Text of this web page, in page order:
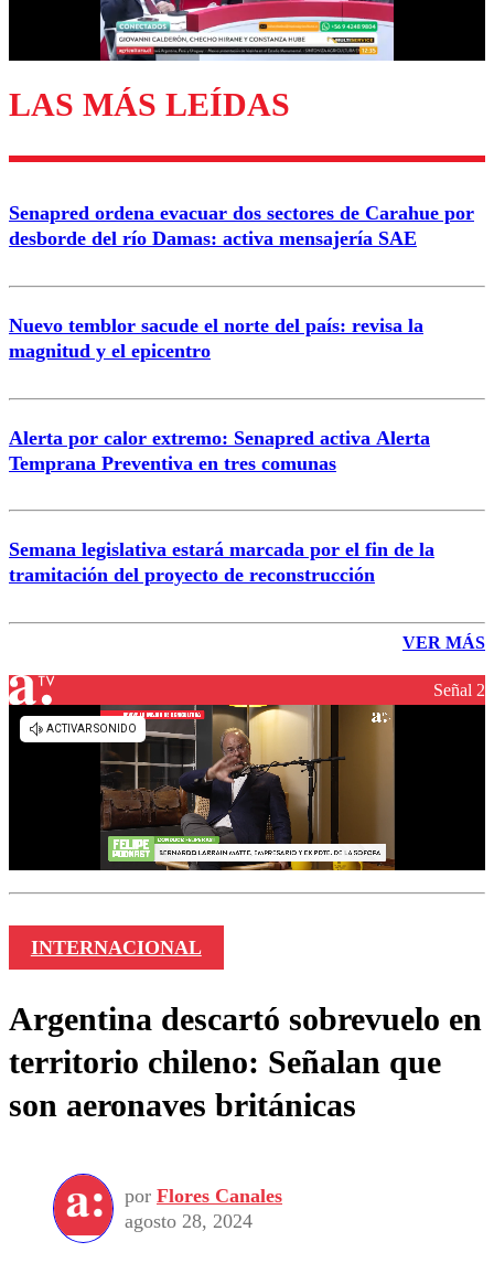
Enviar comentario
LAS MÁS LEÍDAS
Senapred ordena evacuar dos sectores de Carahue por
desborde del río Damas: activa mensajería SAE
Nuevo temblor sacude el norte del país: revisa la
magnitud y el epicentro
Alerta por calor extremo: Senapred activa Alerta
Temprana Preventiva en tres comunas
Semana legislativa estará marcada por el fin de la
tramitación del proyecto de reconstrucción
VER MÁS
Señal 2
INTERNACIONAL
Argentina descartó sobrevuelo en
territorio chileno: Señalan que
son aeronaves británicas
por Flores Canales
agosto 28, 2024